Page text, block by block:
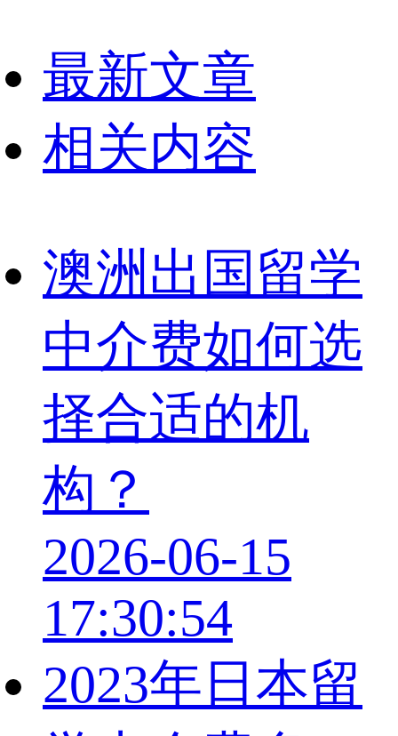
最新文章
相关内容
澳洲出国留学
中介费如何选
择合适的机
构？
2026-06-15
17:30:54
2023年日本留